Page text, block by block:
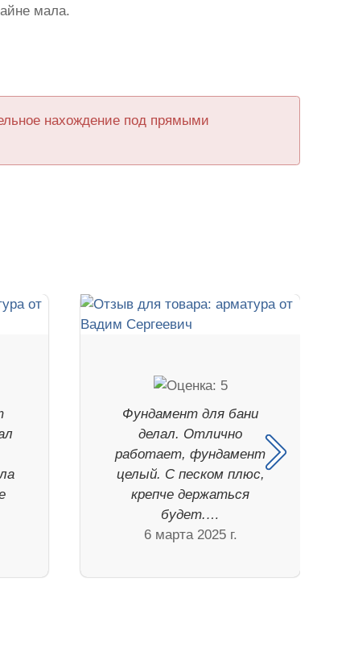
мала.
нахождение под прямыми
Фундамент для бани
делал. Отлично
работает, фундамент
целый. С песком плюс,
крепче держаться
будет.…
6 марта 2025 г.